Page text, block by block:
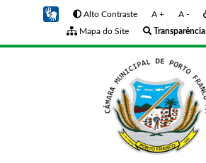
Alto Contraste A + A -
Mapa do Site
Transparência